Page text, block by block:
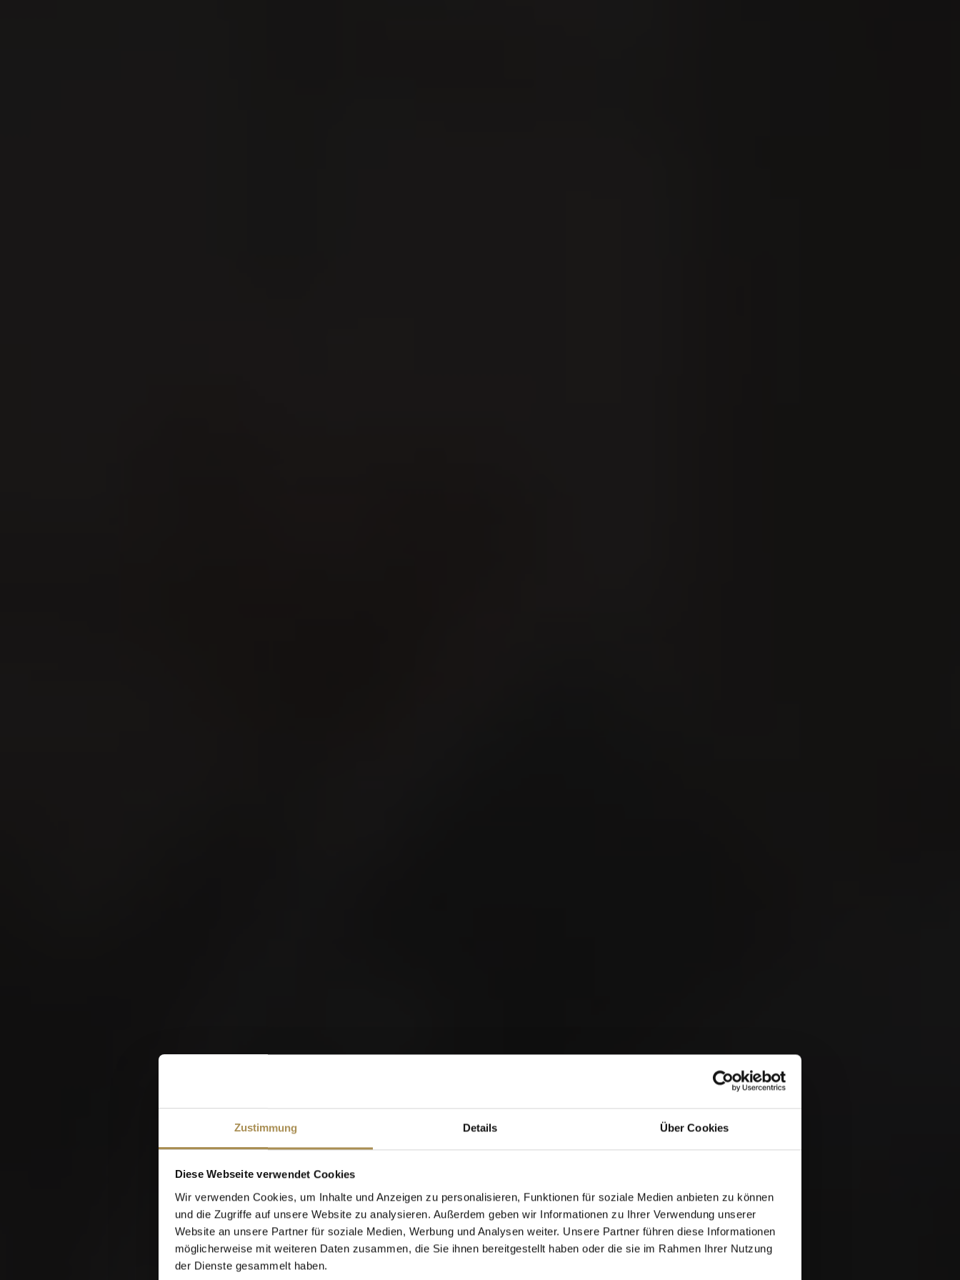
Zustimmung Details Über Cookies
Diese Webseite verwendet Cookies
Wir verwenden Cookies, um Inhalte und Anzeigen zu personalisieren, Funktionen für soziale Medien anbieten zu können
und die Zugriffe auf unsere Website zu analysieren. Außerdem geben wir Informationen zu Ihrer Verwendung unserer
Website an unsere Partner für soziale Medien, Werbung und Analysen weiter. Unsere Partner führen diese Informationen
möglicherweise mit weiteren Daten zusammen, die Sie ihnen bereitgestellt haben oder die sie im Rahmen Ihrer Nutzung
der Dienste gesammelt haben.
World of Cigars &
Cigarillos
Wann wurden Sie geboren?